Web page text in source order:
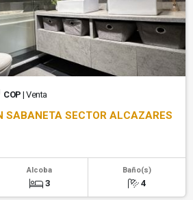
COP | Venta
SABANETA SECTOR ALCAZARES
Alcoba
3
Baño(s)
4